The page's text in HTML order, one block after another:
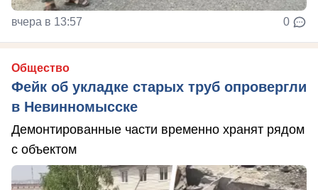
вчера в 13:57 0
Общество
Фейк об укладке старых труб опровергли
в Невинномысске
Демонтированные части временно хранят рядом
с объектом